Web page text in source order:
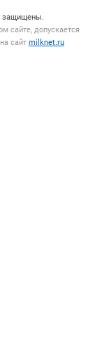
защищены.
сайте, допускается
сайт milknet.ru